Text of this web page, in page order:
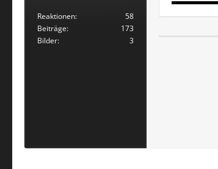
Reaktionen
58
Beiträge
173
Bilder
3